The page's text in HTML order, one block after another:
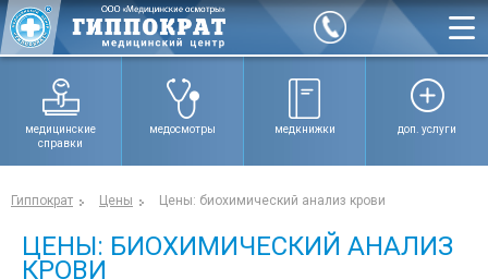
медицинские
справки
медосмотры медкнижки доп. услуги
Гиппократ Цены Цены: биохимический анализ крови
ЦЕНЫ: БИОХИМИЧЕСКИЙ АНАЛИЗ
КРОВИ